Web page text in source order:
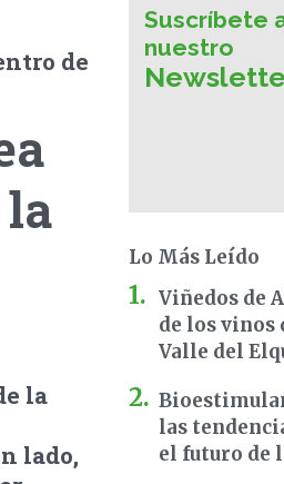
de
la
lado,
Suscríbete
nuestro
Lo Más Leído
Viñedos de
de los vinos
Valle del
las
el futuro de